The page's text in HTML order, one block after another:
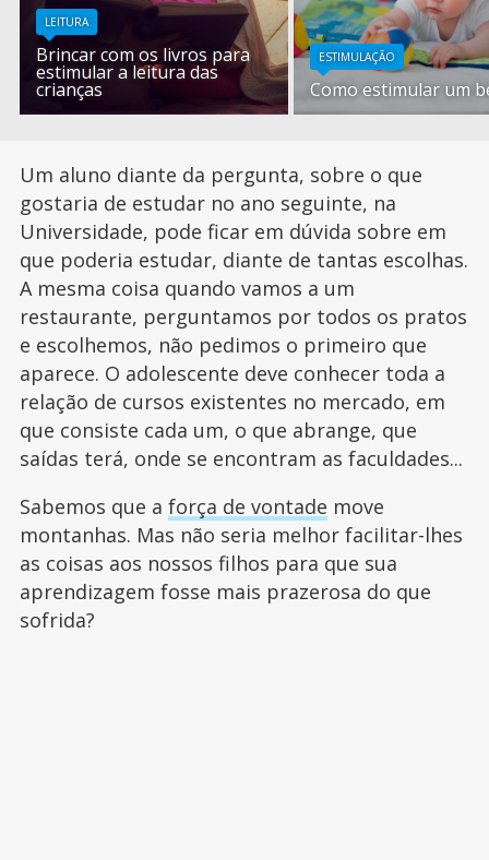
LEITURA
Brincar com os livros para
estimular a leitura das
crianças
ESTIMULAÇÃO
Como estimular um
Um aluno diante da pergunta, sobre o que
gostaria de estudar no ano seguinte, na
Universidade, pode ficar em dúvida sobre em
que poderia estudar, diante de tantas escolhas.
A mesma coisa quando vamos a um
restaurante, perguntamos por todos os pratos
e escolhemos, não pedimos o primeiro que
aparece. O adolescente deve conhecer toda a
relação de cursos existentes no mercado, em
que consiste cada um, o que abrange, que
saídas terá, onde se encontram as faculdades...
Sabemos que a força de vontade move
montanhas. Mas não seria melhor facilitar-lhes
as coisas aos nossos filhos para que sua
aprendizagem fosse mais prazerosa do que
sofrida?